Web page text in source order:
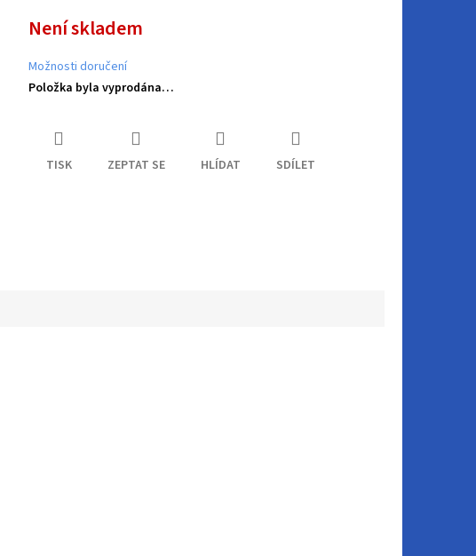
cena:
Není skladem
Možnosti doručení
Položka byla vyprodána…
TISK ZEPTAT SE HLÍDAT SDÍLET